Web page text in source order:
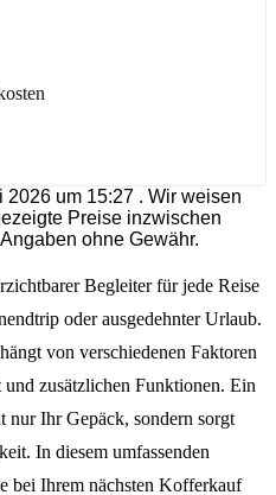
um 15:27 . Wir weisen
Preise inzwischen
ohne Gewähr.
Begleiter für jede Reise
oder ausgedehnter Urlaub.
von verschiedenen Faktoren
zusätzlichen Funktionen. Ein
Ihr Gepäck, sondern sorgt
In diesem umfassenden
bei Ihrem nächsten Kofferkauf